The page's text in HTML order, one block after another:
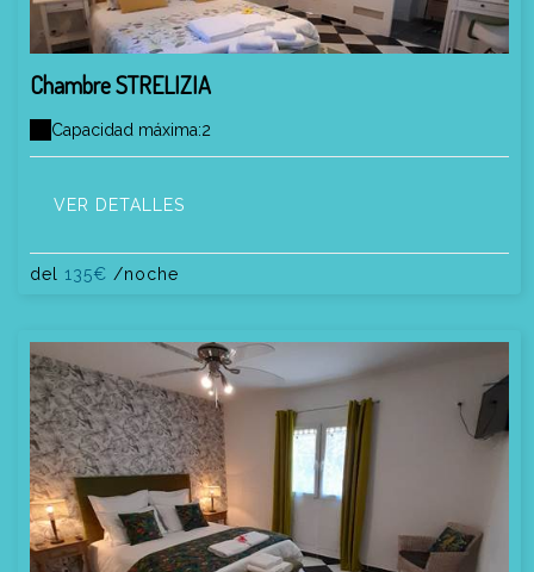
Chambre STRELIZIA
Capacidad máxima:2
VER DETALLES
del 135€ /noche